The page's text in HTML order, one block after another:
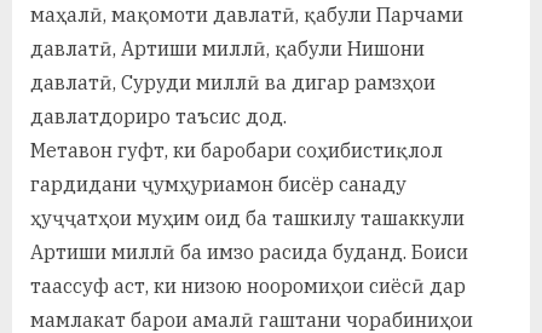
маҳалӣ, мақомоти давлатӣ, қабули Парчами
давлатӣ, Артиши миллӣ, қабули Нишони
давлатӣ, Суруди миллӣ ва дигар рамзҳои
давлатдориро таъсис дод.
Метавон гуфт, ки баробари соҳибистиқлол
гардидани ҷумҳуриамон бисёр санаду
ҳуҷҷатҳои муҳим оид ба ташкилу ташаккули
Артиши миллӣ ба имзо расида буданд. Боиси
таассуф аст, ки низою нооромиҳои сиёсӣ дар
мамлакат барои амалӣ гаштани чорабиниҳои